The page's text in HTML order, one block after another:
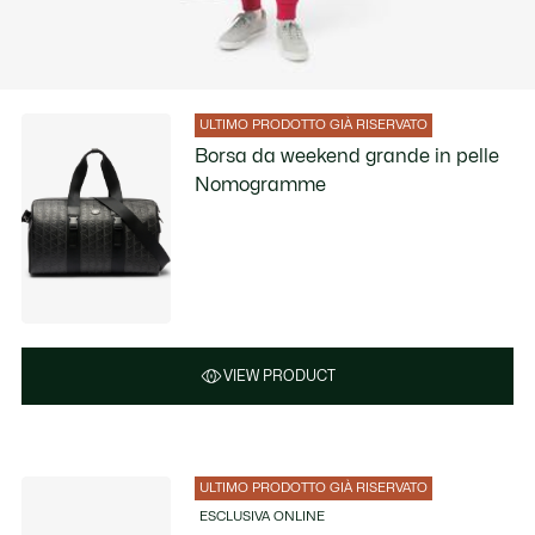
ULTIMO PRODOTTO GIÀ RISERVATO
Borsa da weekend grande in pelle
Nomogramme
VIEW PRODUCT
ULTIMO PRODOTTO GIÀ RISERVATO
ESCLUSIVA ONLINE